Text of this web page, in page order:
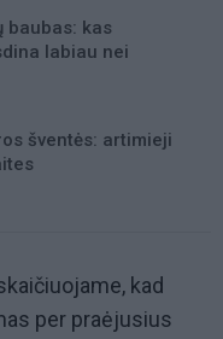
baubas: kas
labiau nei
šventės: artimieji
kad
per praėjusius